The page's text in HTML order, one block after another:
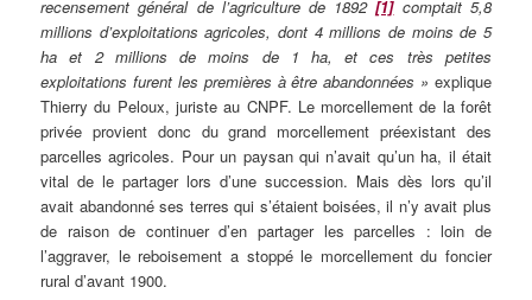
recensement général de l’agriculture de 1892[1]comptait 5,8
millions d’exploitations agricoles, dont 4 millions de moins de 5
ha et 2 millions de moins de 1 ha, et ces très petites
exploitations furent les premières à être abandonnées » explique
Thierry du Peloux, juriste au CNPF. Le morcellement de la forêt
privée provient donc du grand morcellement préexistant des
parcelles agricoles. Pour un paysan qui n’avait qu’un ha, il était
vital de le partager lors d’une succession. Mais dès lors qu’il
avait abandonné ses terres qui s’étaient boisées, il n’y avait plus
de raison de continuer d’en partager les parcelles : loin de
l’aggraver, le reboisement a stoppé le morcellement du foncier
rural d’avant 1900.